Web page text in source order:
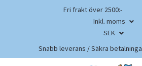
Fri frakt över 2500:-
Inkl. moms
SEK
Snabb leverans / Säkra